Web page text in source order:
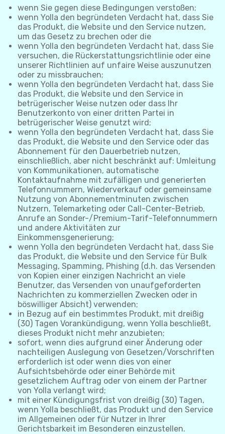
wenn Sie gegen diese Bedingungen verstoßen;
wenn Yolla den begründeten Verdacht hat, dass Sie
das Produkt, die Website und den Service nutzen,
um das Gesetz zu brechen oder die
wenn Yolla den begründeten Verdacht hat, dass Sie
versuchen, die Rückerstattungsrichtlinie oder eine
unserer Richtlinien auf unfaire Weise auszunutzen
oder zu missbrauchen;
wenn Yolla den begründeten Verdacht hat, dass Sie
das Produkt, die Website und den Service in
betrügerischer Weise nutzen oder dass Ihr
Benutzerkonto von einer dritten Partei in
betrügerischer Weise genutzt wird;
wenn Yolla den begründeten Verdacht hat, dass Sie
das Produkt, die Website und den Service oder das
Abonnement für den Dauerbetrieb nutzen,
einschließlich, aber nicht beschränkt auf: Umleitung
von Kommunikationen, automatische
Kontaktaufnahme mit zufälligen und generierten
Telefonnummern, Wiederverkauf oder gemeinsame
Nutzung von Abonnementminuten zwischen
Nutzern, Telemarketing oder Call-Center-Betrieb,
Anrufe an Sonder-/Premium-Tarif-Telefonnummern
und andere Aktivitäten zur
Einkommensgenerierung;
wenn Yolla den begründeten Verdacht hat, dass Sie
das Produkt, die Website und den Service für Bulk
Messaging, Spamming, Phishing (d.h. das Versenden
von Kopien einer einzigen Nachricht an viele
Benutzer, das Versenden von unaufgeforderten
Nachrichten zu kommerziellen Zwecken oder in
böswilliger Absicht) verwenden;
in Bezug auf ein bestimmtes Produkt, mit dreißig
(30) Tagen Vorankündigung, wenn Yolla beschließt,
dieses Produkt nicht mehr anzubieten;
sofort, wenn dies aufgrund einer Änderung oder
nachteiligen Auslegung von Gesetzen/Vorschriften
erforderlich ist oder wenn dies von einer
Aufsichtsbehörde oder einer Behörde mit
gesetzlichem Auftrag oder von einem der Partner
von Yolla verlangt wird;
mit einer Kündigungsfrist von dreißig (30) Tagen,
wenn Yolla beschließt, das Produkt und den Service
im Allgemeinen oder für Nutzer in Ihrer
Gerichtsbarkeit im Besonderen einzustellen.